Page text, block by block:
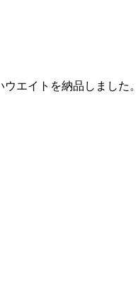
ウエイトを納品しました。